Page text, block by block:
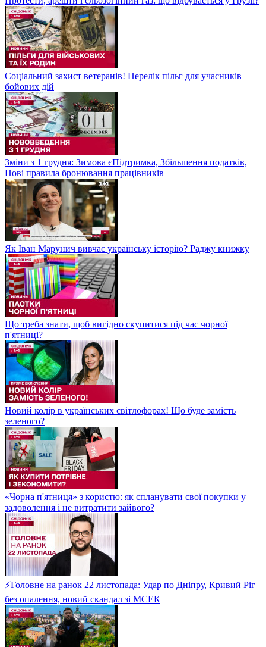
Соціальний захист ветеранів! Перелік пільг для учасників
бойових дій
Зміни з 1 грудня: Зимова єПідтримка, Збільшення податків,
Нові правила бронювання працівників
Як Іван Марунич вивчає українську історію? Раджу книжку
Що треба знати, щоб вигідно скупитися під час чорної
п'ятниці?
Новий колір в українських світлофорах! Що буде замість
зеленого?
«Чорна п'ятниця» з користю: як спланувати свої покупки у
задоволення і не витратити зайвого?
⚡Головне на ранок 22 листопада: Удар по Дніпру, Кривий Ріг
без опалення, новий скандал зі МСЕК